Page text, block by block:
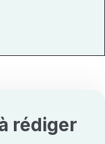
rédiger